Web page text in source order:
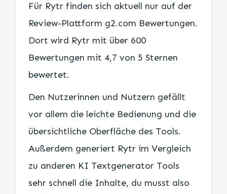
Für Rytr finden sich aktuell nur auf der
Review-Plattform g2.com Bewertungen.
Dort wird Rytr mit über 600
Bewertungen mit 4,7 von 5 Sternen
bewertet.
Den Nutzerinnen und Nutzern gefällt
vor allem die leichte Bedienung und die
übersichtliche Oberfläche des Tools.
Außerdem generiert Rytr im Vergleich
zu anderen KI Textgenerator Tools
sehr schnell die Inhalte, du musst also